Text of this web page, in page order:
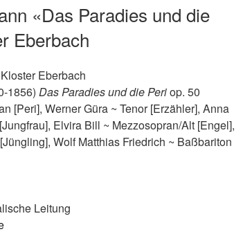
«Das Paradies und die
Eberbach
Eberbach
1856) Das Paradies und die Periop. 50
[Peri], Werner Güra ~ Tenor [Erzähler], Anna
Elvira Bill ~ Mezzosopran/Alt [Engel],
Wolf Matthias Friedrich ~ Baßbariton
Leitung